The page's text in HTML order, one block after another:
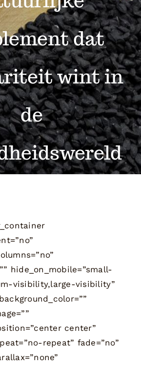
dat
wint in
de
hide_on_mobile=”small-
visibility,large-visibility”
center”
repeat” fade=”no”